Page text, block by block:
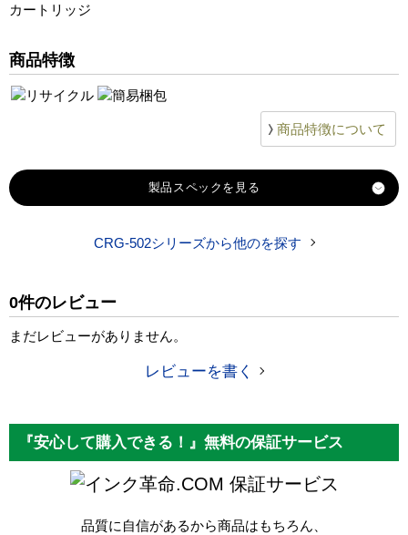
カートリッジ
商品特徴
商品特徴について
製品スペック
対応
CRG-502YELDRM イエロー
純正参考価格 32,300 円
カラー イエロー
なし
製品タイプ リサイクルドラム
CRG-502シリーズから他のを探す
0件のレビュー
まだレビューがありません。
レビューを書く
『安心して購入できる！』無料の保証サービス
保証サービス
品質に自信があるから商品はもちろん、